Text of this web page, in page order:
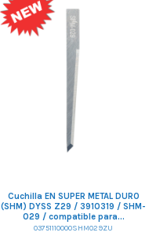
Cuchilla EN SUPER METAL DURO
(SHM) DYSS Z29 / 3910319 / SHM-
029 / compatible para...
03751110000SHM029ZU